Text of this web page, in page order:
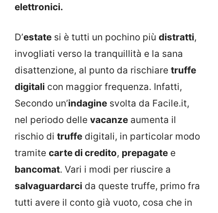
elettronici.
D’estate si è tutti un pochino più distratti,
invogliati verso la tranquillità e la sana
disattenzione, al punto da rischiare truffe
digitali con maggior frequenza. Infatti,
Secondo un’indagine svolta da Facile.it,
nel periodo delle vacanze aumenta il
rischio di truffe digitali, in particolar modo
tramite carte di credito, prepagate e
bancomat. Vari i modi per riuscire a
salvaguardarci da queste truffe, primo fra
tutti avere il conto già vuoto, cosa che in